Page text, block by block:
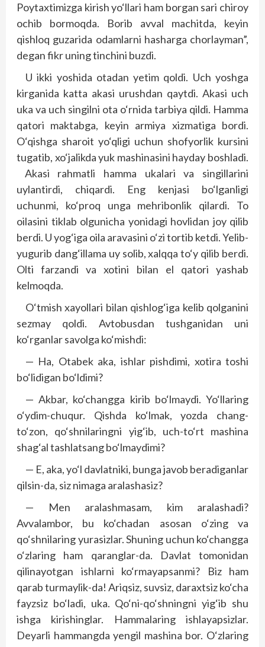
Poytaxtimizga kirish yo‘llari ham borgan sari chiroy
ochib bormoqda. Borib avval machitda, keyin
qishloq guzarida odamlarni hasharga chorlayman”,
degan fikr uning tinchini buzdi.
U ikki yoshida otadan yetim qoldi. Uch yoshga
kirganida katta akasi urushdan qaytdi. Akasi uch
uka va uch singilni ota o‘rnida tarbiya qildi. Hamma
qatori maktabga, keyin armiya xizmatiga bordi.
O‘qishga sharoit yo‘qligi uchun shofyorlik kursini
tugatib, xo‘jalikda yuk mashinasini hayday boshladi.
Akasi rahmatli hamma ukalari va singillarini
uylantirdi, chiqardi. Eng kenjasi bo‘lganligi
uchunmi, ko‘proq unga mehribonlik qilardi. To
oilasini tiklab olgunicha yonidagi hovlidan joy qilib
berdi. U yog‘iga oila aravasini o‘zi tortib ketdi. Yelib-
yugurib dang‘illama uy solib, xalqqa to‘y qilib berdi.
Olti farzandi va xotini bilan el qatori yashab
kelmoqda.
O‘tmish xayollari bilan qishlog‘iga kelib qolganini
sezmay qoldi. Avtobusdan tushganidan uni
ko‘rganlar savolga ko‘mishdi:
— Ha, Otabek aka, ishlar pishdimi, xotira toshi
bo‘lidigan bo‘ldimi?
— Akbar, ko‘changga kirib bo‘lmaydi. Yo‘llaring
o‘ydim-chuqur. Qishda ko‘lmak, yozda chang-
to‘zon, qo‘shnilaringni yig‘ib, uch-to‘rt mashina
shag‘al tashlatsang bo‘lmaydimi?
— E, aka, yo‘l davlatniki, bunga javob beradiganlar
qilsin-da, siz nimaga aralashasiz?
— Men aralashmasam, kim aralashadi?
Avvalambor, bu ko‘chadan asosan o‘zing va
qo‘shnilaring yurasizlar. Shuning uchun ko‘changga
o‘zlaring ham qaranglar-da. Davlat tomonidan
qilinayotgan ishlarni ko‘rmayapsanmi? Biz ham
qarab turmaylik-da! Ariqsiz, suvsiz, daraxtsiz ko‘cha
fayzsiz bo‘ladi, uka. Qo‘ni-qo‘shningni yig‘ib shu
ishga kirishinglar. Hammalaring ishlayapsizlar.
Deyarli hammangda yengil mashina bor. O‘zlaring